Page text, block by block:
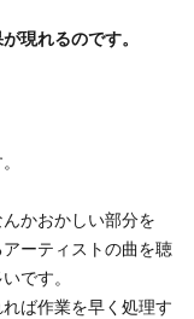
現れるのです。
かおかしい部分を
ーティストの曲を聴
です。
ば作業を早く処理す